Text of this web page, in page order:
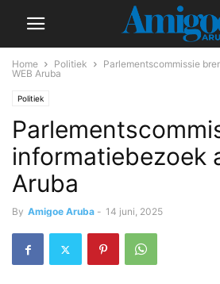
Home Politiek
Parlementscommissie
WEB Aruba
Politiek
informatiebezoek
Aruba
By Amigoe Aruba - 14 juni, 2025